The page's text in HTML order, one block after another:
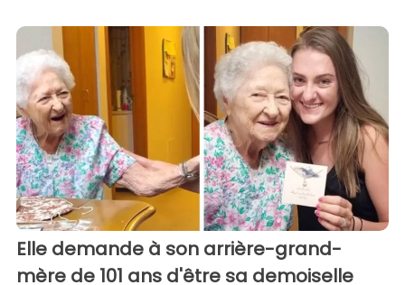
Elle demande à son arrière-grand-
mère de 101 ans d'être sa demoiselle